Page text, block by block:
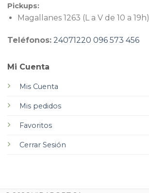
Mi Cuenta
Mis Cuenta
Mis pedidos
Favoritos
Cerrar Sesión
Pickups:
Magallanes 1263 (L a V de 10 a 19h)
Teléfonos: 24071220 096 573 456